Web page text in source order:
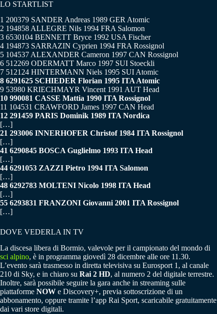
LO STARTLIST
1 200379 SANDER Andreas 1989 GER Atomic
2 194858 ALLEGRE Nils 1994 FRA Salomon
3 6530104 BENNETT Bryce 1992 USA Fischer
4 194873 SARRAZIN Cyprien 1994 FRA Rossignol
5 104537 ALEXANDER Cameron 1997 CAN Rossignol
6 512269 ODERMATT Marco 1997 SUI Stoeckli
7 512124 HINTERMANN Niels 1995 SUI Atomic
8 6291625 SCHIEDER Florian 1995 ITA Atomic
9 53980 KRIECHMAYR Vincent 1991 AUT Head
10 990081 CASSE Mattia 1990 ITA Rossignol
11 104531 CRAWFORD James 1997 CAN Head
12 291459 PARIS Dominik 1989 ITA Nordica
[…]
21 293006 INNERHOFER Christof 1984 ITA Rossignol
[…]
41 6290845 BOSCA Guglielmo 1993 ITA Head
[…]
44 6291053 ZAZZI Pietro 1994 ITA Salomon
[…]
48 6292783 MOLTENI Nicolo 1998 ITA Head
[…]
55 6293831 FRANZONI Giovanni 2001 ITA Rossignol
[…]
DOVE VEDERLA IN TV
La discesa libera di Bormio, valevole per il campionato del mondo di
sci alpino, è in programma giovedì 28 dicembre alle ore 11.30.
L’evento sarà trasmesso in diretta televisiva su Eurosport 1, al canale
210 di Sky, e in chiaro su Rai 2 HD, al numero 2 del digitale terrestre.
Inoltre, sarà possibile seguire la gara anche in streaming sulle
piattaforme NOW e Discovery+, previa sottoscrizione di un
abbonamento, oppure tramite l’app Rai Sport, scaricabile gratuitamente
dai vari store digitali.